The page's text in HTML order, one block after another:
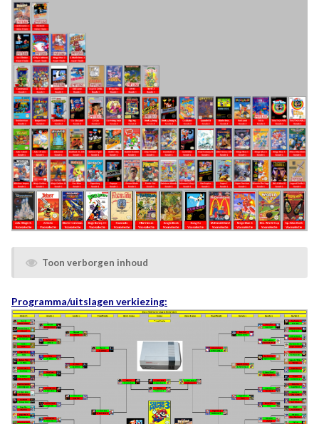
Toon verborgen inhoud
Programma/uitslagen verkiezing: